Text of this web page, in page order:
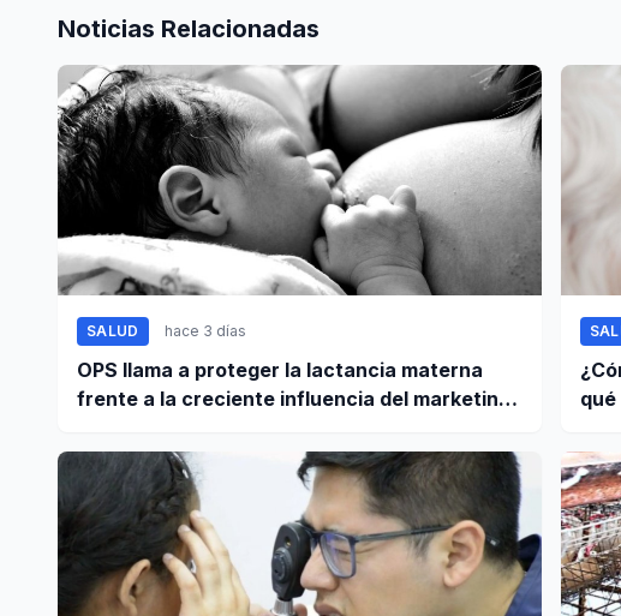
Noticias Relacionadas
SALUD hace 3 días
OPS llama a proteger la lactancia materna
frente a la creciente influencia del marketing